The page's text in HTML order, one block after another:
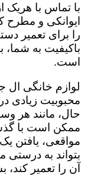
با تماس با هریک
ایوانکی و مطرح
را برای تعمیر
باکیفیت به شما،
است.
لوازم خانگی ال
محبوبیت زیادی در
حال، مانند هر
ممکن است با
مواقعی، یافتن
بتواند به
آن را تعمیر